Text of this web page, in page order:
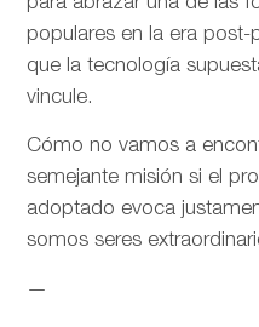
populares en la era
que la tecnología
vincule.
Cómo no vamos a
semejante misión si el
adoptado evoca
somos seres
—